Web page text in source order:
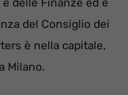
del Consiglio dei
è nella capitale,
Milano.